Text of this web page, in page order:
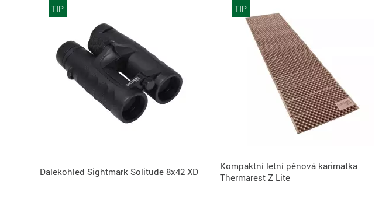
TIP
Dalekohled Sightmark Solitude 8x42 XD
TIP
Kompaktní letní pěnová karimatka
Thermarest Z Lite